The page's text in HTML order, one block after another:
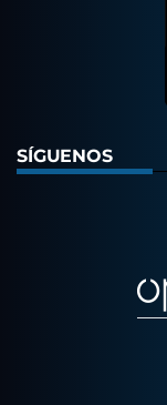
SÍGUENOS